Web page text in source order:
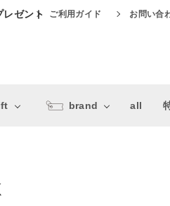
ゼント ご利用ガイド お問い合
brand all